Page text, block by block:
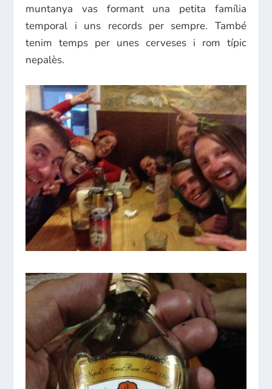
muntanya vas formant una petita família
temporal i uns records per sempre. També
tenim temps per unes cerveses i rom típic
nepalès.